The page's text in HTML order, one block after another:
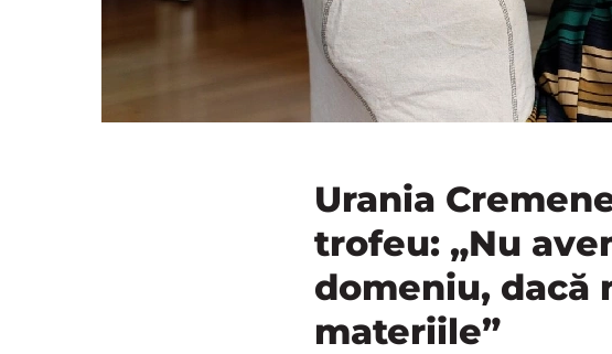
Urania
trofeu: „Nu
domeniu, dacă
materiile”